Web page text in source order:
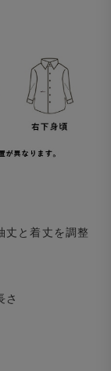
丈と着丈を調整
さ